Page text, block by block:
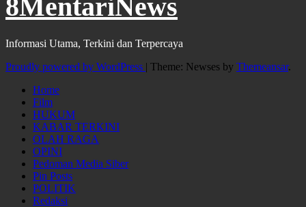
8MentariNews
Informasi Utama, Terkini dan Terpercaya
Proudly powered by WordPress | Theme: Newses by Themeansar.
Home
Film
HUKUM
KABAR TERKINI
OLAH RAGA
OPINI
Pedoman Media Siber
Pin Posts
POLITIK
Redaksi